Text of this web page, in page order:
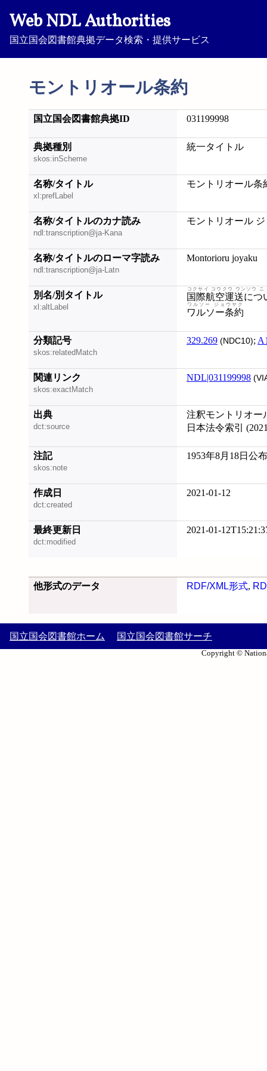
Web NDL Authorities
国立国会図書館典拠データ検索・提供サービス
モントリオール条約
国立国会図書館典拠ID 031199998
典拠種別
skos:inScheme
統一タイトル
名称/タイトル
xl:prefLabel
モントリオール条
名称/タイトルのカナ読み
ndl:transcription@ja-Kana
モントリオール
名称/タイトルのローマ字読み
ndl:transcription@ja-Latn
Montorioru joyaku
別名/別タイトル
xl:altLabel
国際航空運送につ
コクサイ コウクウ ウンソウ
ワルソー条約
ワルソー ジョウヤク
分類記号
skos:relatedMatch
329.269 (NDC10);
関連リンク
skos:exactMatch
NDL|031199998
出典
dct:source
注釈モントリオー
日本法令索引
注記
skos:note
1953年8月18日公布
作成日
dct:created
2021-01-12
最終更新日
dct:modified
2021-01-
他形式のデータ RDF/XML形式,
国立国会図書館ホーム 国立国会図書館サーチ
Copyright ©